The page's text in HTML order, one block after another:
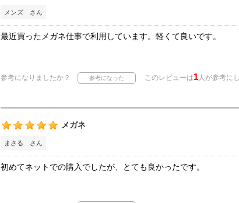
メンズ さん
最近買ったメガネ仕事で利用しています。軽くて良いです。
参考になりましたか？ このレビューは1人が参考に
メガネ
まさる さん
初めてネットでの購入でしたが、とても良かったです。